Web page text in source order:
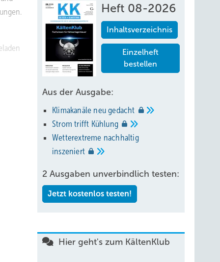
Heft 08-2026
Inhaltsverzeichnis
Einzelheft
bestellen
Aus der Ausgabe:
Klimakanäle neugedacht
Strom trifft Kühlung
Wetterextreme nachhaltig
inszeniert
2 Ausgaben unverbindlich testen:
Jetzt kostenlos testen!
Hier geht's zum KältenKlub